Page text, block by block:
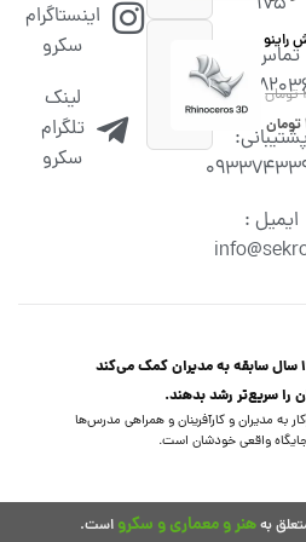
تماس :
ایمیل :
راینو
تومان
تومان
اینستاگرام
سکرو
لینک
تلگرام
سکرو
سایت سکرو با بیش از 16 سال سابقه به مدیران کمک می‌کند
را سریع‌تر رشد بدهند.
به مدیران و کارآفرینان و همراهی مدرس‌ها
واقعی خودشان است.
بههنر و معماری و سکرو است.